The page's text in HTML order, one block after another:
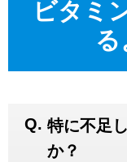
ビタミ
特に不足
か？